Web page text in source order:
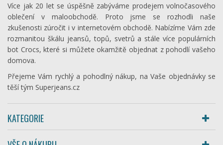
Více jak 20 let se úspěšně zabýváme prodejem volnočasového
oblečení v maloobchodě. Proto jsme se rozhodli naše
zkušenosti zúročit i v internetovém obchodě. Nabízíme Vám zde
rozmanitou škálu jeansů, topů, svetrů a stále více populárních
bot Crocs, které si můžete okamžitě objednat z pohodlí vašeho
domova.
Přejeme Vám rychlý a pohodlný nákup, na Vaše objednávky se
těší tým Superjeans.cz
KATEGORIE